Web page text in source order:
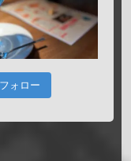
ォロー